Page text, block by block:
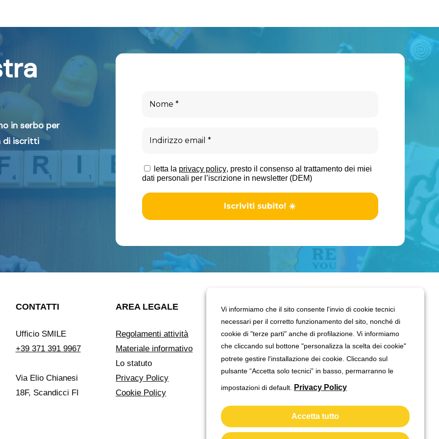
in serbo per
di iscritti
letta la privacy policy, presto il consenso al trattamento dei miei
dati personali per l’iscrizione in newsletter (DEM)
CONTATTI
Ufficio SMILE
+39 371 391 9967
Via Elio Chianesi
18F, Scandicci FI
AREA LEGALE
Regolamenti attività
Materiale informativo
Lo statuto
Privacy Policy
Cookie Policy
L’ASSOCIAZIONE
Chi siamo
La gallery
News & info
Lavora con noi
Area staff
I SERVIZI
Avviamento allo sport
Movigioco bambini
Total body workout
Centro estivo
Scuola portieri
Doposcuola
Vi informiamo che il sito consente l'invio di cookie tecnici
necessari per il corretto funzionamento del sito, nonché di
cookie di "terze parti" anche di profilazione. Vi informiamo
che cliccando sul bottone "personalizza la scelta dei cookie"
potrete gestire l'installazione dei cookie. Cliccando sul
pulsante “Accetta solo tecnici” in basso, permarranno le
impostazioni di default. Privacy Policy
Accetta tutto